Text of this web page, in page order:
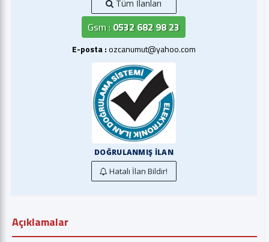
Tüm İlanları
Gsm :0532 682 98 23
E-posta :ozcanumut@yahoo.com
DOĞRULANMIŞ İLAN
Hatalı İlan Bildir!
Açıklamalar